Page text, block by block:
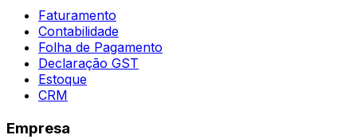
Faturamento
Contabilidade
Folha de Pagamento
Declaração GST
Estoque
CRM
Empresa